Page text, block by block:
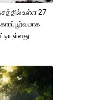
உள்ள 27
.